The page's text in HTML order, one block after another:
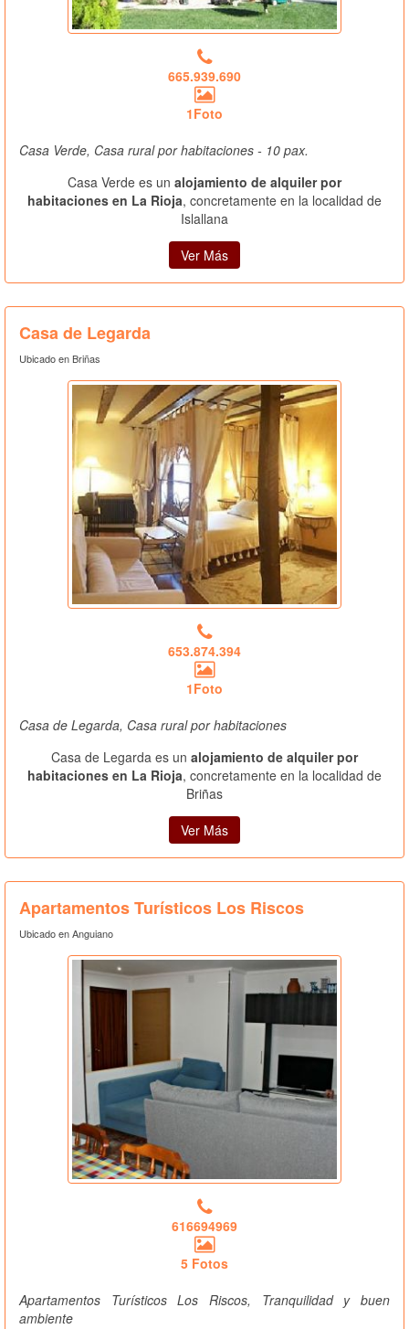
665.939.690
1Foto
Casa Verde, Casa rural por habitaciones - 10 pax.
Casa Verde es un alojamiento de alquiler por
habitaciones en La Rioja, concretamente en la localidad de
Islallana
Ver Más
Casa de Legarda
Ubicado en Briñas
653.874.394
1Foto
Casa de Legarda, Casa rural por habitaciones
Casa de Legarda es un alojamiento de alquiler por
habitaciones en La Rioja, concretamente en la localidad de
Briñas
Ver Más
Apartamentos Turísticos Los Riscos
Ubicado en Anguiano
616694969
5 Fotos
Apartamentos Turísticos Los Riscos, Tranquilidad y buen
ambiente